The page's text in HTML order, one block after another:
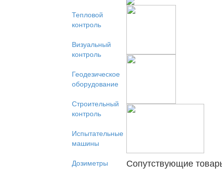
Тепловой
контроль
Визуальный
контроль
Геодезическое
оборудование
Строительный
контроль
Испытательные
машины
Дозиметры
Сопутствующие